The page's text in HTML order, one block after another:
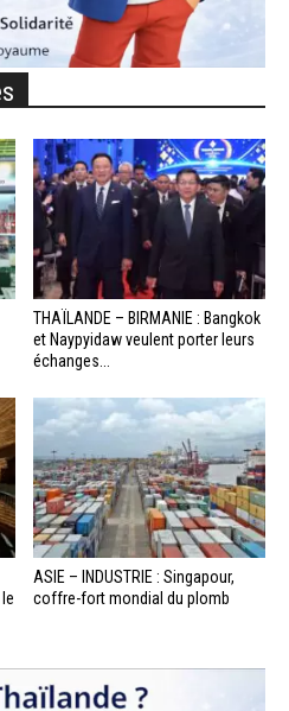
THAÏLANDE – BIRMANIE : Bangkok
et Naypyidaw veulent porter leurs
échanges...
ASIE – INDUSTRIE : Singapour,
coffre-fort mondial du plomb